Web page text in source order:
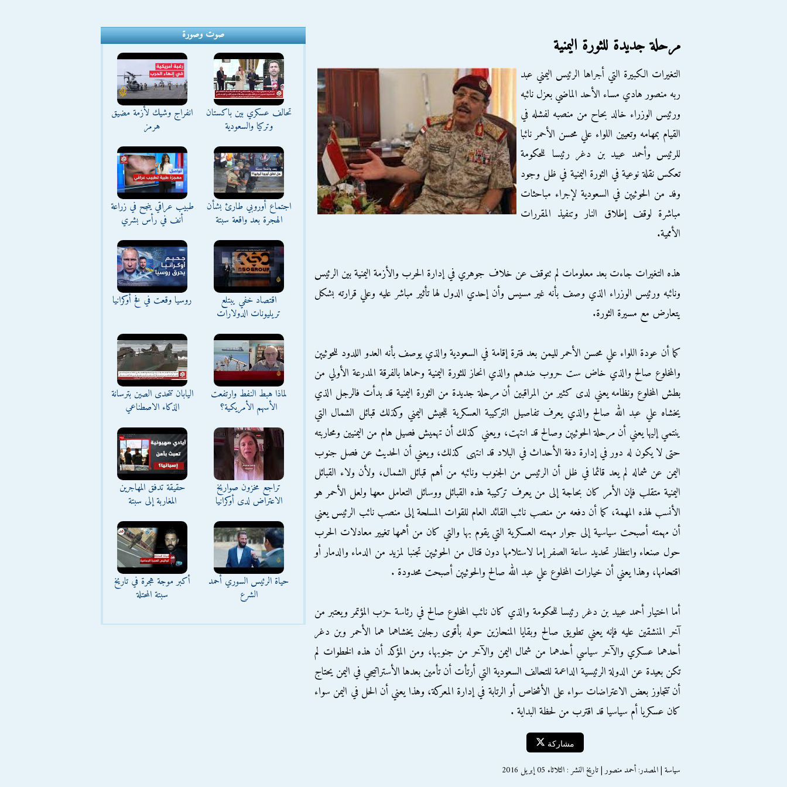
مرحلة جديدة للثورة اليمنية
التغيرات الكبيرة التي أجراها الرئيس اليمني عبد
ربه منصور هادي مساء الأحد الماضي بعزل نائبه
ورئيس الوزراء خالد بحاح من منصبه لفشله في
القيام بمهامه وتعيين اللواء علي محسن الأحمر نائبا
للرئيس وأحمد عبيد بن دغر رئيسا للحكومة
تعكس نقلة نوعية في الثورة اليمنية في ظل وجود
وفد من الحوثيين في السعودية لإجراء مباحثات
مباشرة لوقف إطلاق النار وتنفيذ المقررات
الأممية.
هذه التغيرات جاءت بعد معلومات لم تتوقف عن خلاف جوهري في إدارة الحرب والأزمة اليمنية بين الرئيس
ونائبه ورئيس الوزراء الذي وصف بأنه غير مسيس وأن إحدي الدول لها تأثير مباشر عليه وعلي قرارته بشكل
يتعارض مع مسيرة الثورة.
كما أن عودة اللواء علي محسن الأحمر لليمن بعد فترة إقامة في السعودية والذي يوصف بأنه العدو اللدود للحوثيين
والمخلوع صالح والذي خاض ست حروب ضدهم والذي انحاز للثورة اليمنية وحماها بالفرقة المدرعة الأولي من
بطش المخلوع ونظامه يعني لدى كثير من المراقبين أن مرحلة جديدة من الثورة اليمنية قد بدأت فالرجل الذي
يخشاه علي عبد الله صالح والذي يعرف تفاصيل التركيبة العسكرية للجيش اليمني وكذلك قبائل الشمال التي
ينتمي إليها يعني أن مرحلة الحوثيين وصالح قد انتهت، ويعني كذلك أن تهميش فصيل هام من اليمنيين ومحاربته
حتى لا يكون له دور في إدارة دفة الأحداث في البلاد قد انتهى كذلك، ويعني أن الحديث عن فصل جنوب
اليمن عن شماله لم يعد قائما في ظل أن الرئيس من الجنوب ونائبه من أهم قبائل الشمال، ولأن ولاء القبائل
اليمنية متقلب فإن الأمر كان بحاجة إلى من يعرف تركيبة هذه القبائل ووسائل التعامل معها ولعل الأحمر هو
الأنسب لهذه المهمة، كما أن دفعه من منصب نائب القائد العام للقوات المسلحة إلى منصب نائب الرئيس يعني
أن مهمته أصبحت سياسية إلى جوار مهمته العسكرية التي يقوم بها والتي كان من أهمها تغيير معادلات الحرب
حول صنعاء وانتظار تحديد ساعة الصفر إما لاستلامها دون قتال من الحوثيين تجنبا لمزيد من الدماء والدمار أو
اقتحامها، وهذا يعني أن خيارات المخلوع علي عبد الله صالح والحوثيين أصبحت محدودة .
أما اختيار أحمد عبيد بن دغر رئيسا للحكومة والذي كان نائب المخلوع صالح في رئاسة حزب المؤتمر ويعتبر من
آخر المنشقين عليه فإنه يعني تطويق صالح وبقايا المنحازين حوله بأقوى رجلين يخشاهما هما الأحمر وبن دغر
أحدهما عسكري والآخر سياسي أحدهما من شمال اليمن والآخر من جنوبها، ومن المؤكد أن هذه الخطوات لم
تكن بعيدة عن الدولة الرئيسية الداعمة للتحالف السعودية التي أرتأت أن تأمين بعدها الأستراتيجي في اليمن يحتاج
أن تتجاوز بعض الاعتراضات سواء على الأشخاص أو الرتابة في إدارة المعركة، وهذا يعني أن الحل في اليمن سواء
كان عسكريا أم سياسيا قد اقترب من لحظة البداية .
مشاركة
سياسة | المصدر: أحمد منصور | تاريخ النشر : الثلاثاء 05 إبريل 2016
صوت وصورة
تحالف عسكري بين باكستان
وتركيا والسعودية
انفراج وشيك لأزمة مضيق
هرمز
اجتماع أوروبي طارئ بشأن
الهجرة بعد واقعة سبتة
طبيب عراقي ينجح في زراعة
أنف في رأس بشري
اقتصاد خفي يبتلع
تريليونات الدولارات
روسيا وقعت في فخ أوكرانيا
لماذا هبط النفط وارتفعت
الأسهم الأمريكية؟
اليابان تتحدى الصين بترسانة
الذكاء الاصطناعي
تراجع مخزون صواريخ
الاعتراض لدى أوكرانيا
حقيقة تدفق المهاجرين
المغاربة إلى سبتة
حياة الرئيس السوري أحمد
الشرع
أكبر موجة هجرة في تاريخ
سبتة المحتلة